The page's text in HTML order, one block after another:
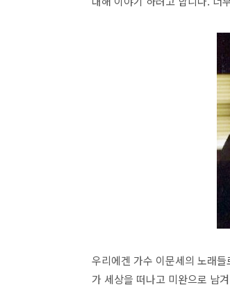
우리에겐 가수 이문세의 노래
가 세상을 떠나고 미완으로 남